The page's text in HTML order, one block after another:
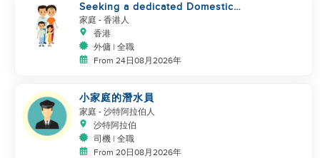
Seeking a dedicated Domestic
Helper
家庭 - 香港人
香港
外傭 | 全職
From 24日08月2026年
小家庭的潛水員
家庭 - 沙特阿拉伯人
沙特阿拉伯
司機 | 全職
From 20日08月2026年